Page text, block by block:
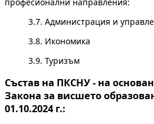
3.7. Администрация и
3.8. Икономика
3.9. Туризъм
Състав на ПКСНУ - на
Закона за висшето
01.10.2024 г.: